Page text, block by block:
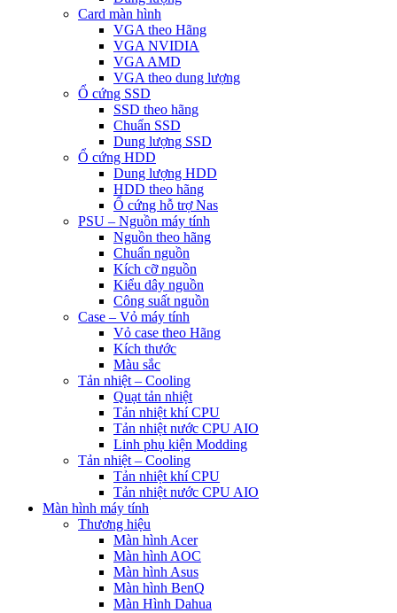
Card màn hình
VGA theo Hãng
VGA NVIDIA
VGA AMD
VGA theo dung lượng
Ổ cứng SSD
SSD theo hãng
Chuẩn SSD
Dung lượng SSD
Ổ cứng HDD
Dung lượng HDD
HDD theo hãng
Ổ cứng hỗ trợ Nas
PSU – Nguồn máy tính
Nguồn theo hãng
Chuẩn nguồn
Kích cỡ nguồn
Kiểu dây nguồn
Công suất nguồn
Case – Vỏ máy tính
Vỏ case theo Hãng
Kích thước
Màu sắc
Tản nhiệt – Cooling
Quạt tản nhiệt
Tản nhiệt khí CPU
Tản nhiệt nước CPU AIO
Linh phụ kiện Modding
Tản nhiệt – Cooling
Tản nhiệt khí CPU
Tản nhiệt nước CPU AIO
Màn hình máy tính
Thương hiệu
Màn hình Acer
Màn hình AOC
Màn hình Asus
Màn hình BenQ
Màn Hình Dahua